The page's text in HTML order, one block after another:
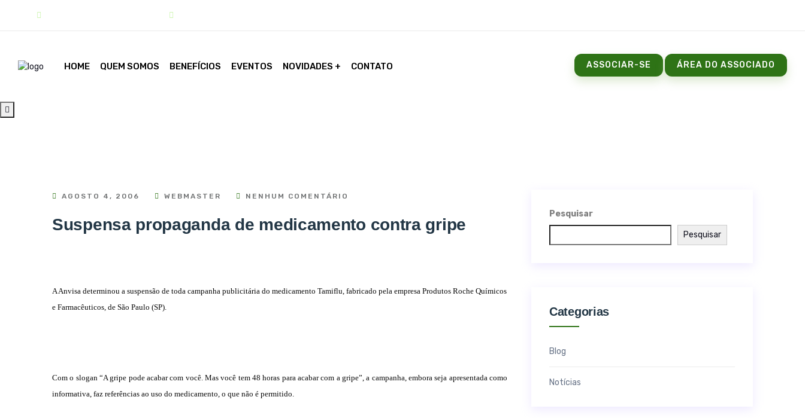
HOME QUEM SOMOS BENEFÍCIOS EVENTOS NOVIDADES CONTATO ASSOCIAR-SE ÁREA DO ASSOCIADO
AGOSTO 4, 2006 WEBMASTER NENHUM COMENTÁRIO
Suspensa propaganda de medicamento contra gripe
A Anvisa determinou a suspensão de toda campanha publicitária do medicamento Tamiflu, fabricado pela empresa Produtos Roche Químicos
e Farmacêuticos, de São Paulo (SP).
Com o slogan “A gripe pode acabar com você. Mas você tem 48 horas para acabar com a gripe”, a campanha, embora seja apresentada como
informativa, faz referências ao uso do medicamento, o que não é permitido.
Pesquisar
Pesquisar
Categorias
Blog
Notícias